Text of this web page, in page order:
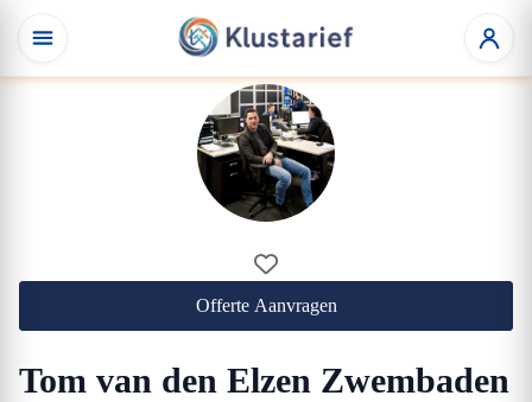
Offerte Aanvragen
Tom van den Elzen Zwembaden